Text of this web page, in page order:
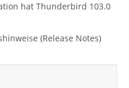
hat Thunderbird 103.0
(Release Notes)